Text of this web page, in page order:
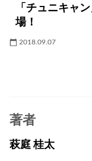
「チュニキャ
場！
2018.09.07
著者
萩庭 桂太